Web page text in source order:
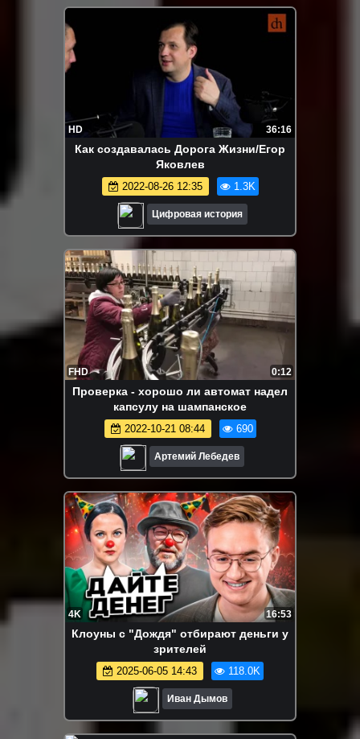
HD 36:16
Как создавалась Дорога Жизни/Егор
Яковлев
2022-08-26 12:35 1.3K
Цифровая история
FHD 0:12
Проверка - хорошо ли автомат надел
капсулу на шампанское
2022-10-21 08:44 690
Артемий Лебедев
4K 16:53
Клоуны с "Дождя" отбирают деньги у
зрителей
2025-06-05 14:43 118.0K
Иван Дымов